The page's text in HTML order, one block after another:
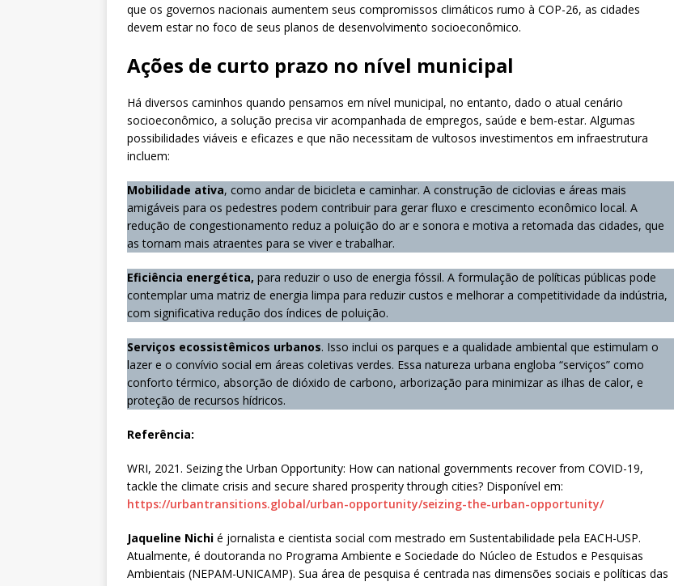
que os governos nacionais aumentem seus compromissos climáticos rumo à COP-26, as cidades
devem estar no foco de seus planos de desenvolvimento socioeconômico.
Ações de curto prazo no nível municipal
Há diversos caminhos quando pensamos em nível municipal, no entanto, dado o atual cenário
socioeconômico, a solução precisa vir acompanhada de empregos, saúde e bem-estar. Algumas
possibilidades viáveis e eficazes e que não necessitam de vultosos investimentos em infraestrutura
incluem:
Mobilidade ativa, como andar de bicicleta e caminhar. A construção de ciclovias e áreas mais
amigáveis para os pedestres podem contribuir para gerar fluxo e crescimento econômico local. A
redução de congestionamento reduz a poluição do ar e sonora e motiva a retomada das cidades, que
as tornam mais atraentes para se viver e trabalhar.
Eficiência energética, para reduzir o uso de energia fóssil. A formulação de políticas públicas pode
contemplar uma matriz de energia limpa para reduzir custos e melhorar a competitividade da indústria,
com significativa redução dos índices de poluição.
Serviços ecossistêmicos urbanos. Isso inclui os parques e a qualidade ambiental que estimulam o
lazer e o convívio social em áreas coletivas verdes. Essa natureza urbana engloba “serviços” como
conforto térmico, absorção de dióxido de carbono, arborização para minimizar as ilhas de calor, e
proteção de recursos hídricos.
Referência:
WRI, 2021. Seizing the Urban Opportunity: How can national governments recover from COVID-19,
tackle the climate crisis and secure shared prosperity through cities? Disponível em:
https://urbantransitions.global/urban-opportunity/seizing-the-urban-opportunity/
Jaqueline Nichi é jornalista e cientista social com mestrado em Sustentabilidade pela EACH-USP.
Atualmente, é doutoranda no Programa Ambiente e Sociedade do Núcleo de Estudos e Pesquisas
Ambientais (NEPAM-UNICAMP). Sua área de pesquisa é centrada nas dimensões sociais e políticas das